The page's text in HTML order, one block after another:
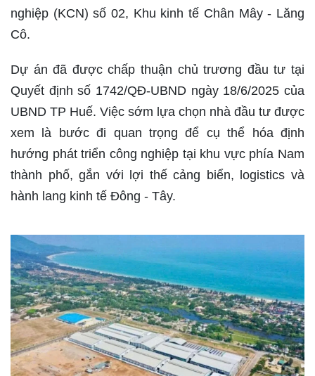
nghiệp (KCN) số 02, Khu kinh tế Chân Mây - Lăng
Cô.
Dự án đã được chấp thuận chủ trương đầu tư tại
Quyết định số 1742/QĐ-UBND ngày 18/6/2025 của
UBND TP Huế. Việc sớm lựa chọn nhà đầu tư được
xem là bước đi quan trọng để cụ thể hóa định
hướng phát triển công nghiệp tại khu vực phía Nam
thành phố, gắn với lợi thế cảng biển, logistics và
hành lang kinh tế Đông - Tây.